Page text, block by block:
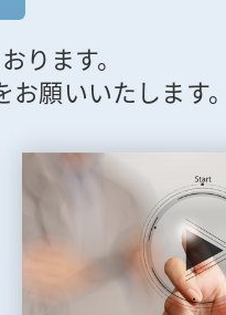
ります。
願いいたします。